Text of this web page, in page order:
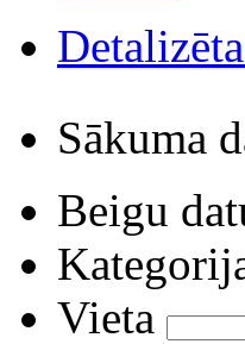
Sākuma
Beigu
Vieta